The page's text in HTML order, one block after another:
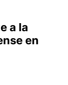
a la
en